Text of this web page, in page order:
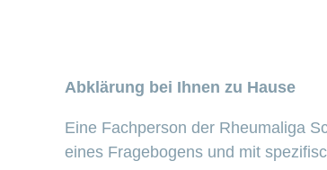
Abklärung bei Ihnen zu Hause
Eine Fachperson der Rheumaliga
eines Fragebogens und mit